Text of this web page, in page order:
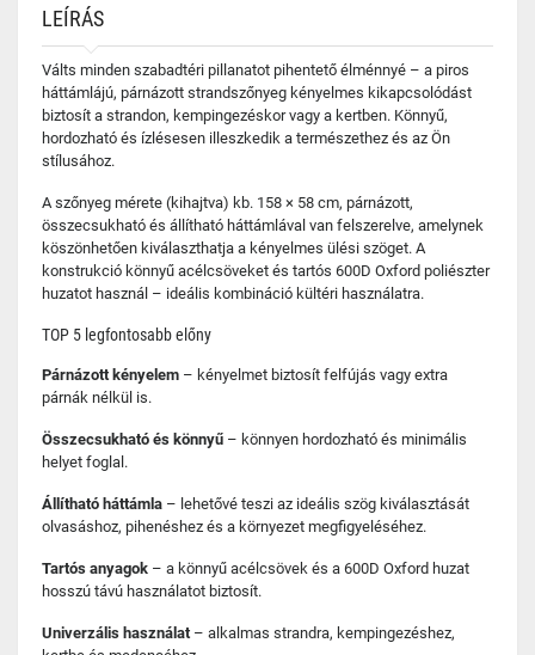
LEÍRÁS
Válts minden szabadtéri pillanatot pihentető élménnyé – a piros
háttámlájú, párnázott strandszőnyeg kényelmes kikapcsolódást
biztosít a strandon, kempingezéskor vagy a kertben. Könnyű,
hordozható és ízlésesen illeszkedik a természethez és az Ön
stílusához.
A szőnyeg mérete (kihajtva) kb. 158 × 58 cm, párnázott,
összecsukható és állítható háttámlával van felszerelve, amelynek
köszönhetően kiválaszthatja a kényelmes ülési szöget. A
konstrukció könnyű acélcsöveket és tartós 600D Oxford poliészter
huzatot használ – ideális kombináció kültéri használatra.
TOP 5 legfontosabb előny
Párnázott kényelem – kényelmet biztosít felfújás vagy extra
párnák nélkül is.
Összecsukható és könnyű – könnyen hordozható és minimális
helyet foglal.
Állítható háttámla – lehetővé teszi az ideális szög kiválasztását
olvasáshoz, pihenéshez és a környezet megfigyeléséhez.
Tartós anyagok – a könnyű acélcsövek és a 600D Oxford huzat
hosszú távú használatot biztosít.
Univerzális használat– alkalmas strandra, kempingezéshez,